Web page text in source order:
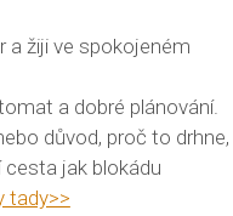
a žiji ve spokojeném
a dobré plánování.
důvod, proč to drhne,
jak blokádu
tady>>